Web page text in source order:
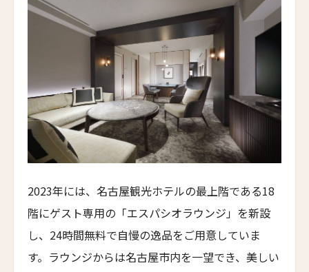
アートホテル リポーゾ
Art Hotel Riposo
ウエスト ベイ クラブ
ラ・コラリーナ・アイランド・ハウス
La Coralina Island House
コンヴェント・フランチェスカーノ
Convento Francescano
パイン・ツリーズ・ホテル
Pine Trees Hotel
ウィンズローズ・バンガローズ
Winslow's Bungalows
2023年には、名古屋観光ホテルの最上階である18
階にゲスト専用の「エスパシオラウンジ」を新設
し、24時間無料で自慢の逸品をご用意していま
す。ラウンジからは名古屋市内を一望でき、美しい
ニュースレター登録
名前（ローマ字）*